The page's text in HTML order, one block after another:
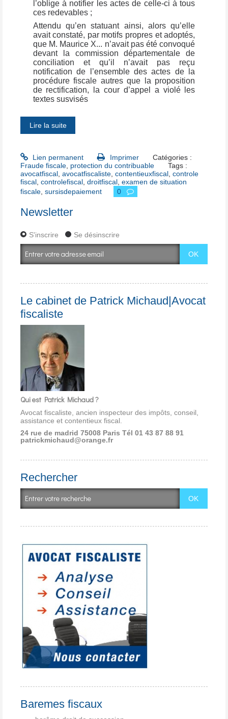
l’oblige à notifier les actes de celle-ci à tous
ces redevables ;
Attendu qu’en statuant ainsi, alors qu’elle
avait constaté, par motifs propres et adoptés,
que M. Maurice X... n’avait pas été convoqué
devant la commission départementale de
conciliation et qu’il n’avait pas reçu
notification de l’ensemble des actes de la
procédure fiscale autres que la proposition
de rectification, la cour d’appel a violé les
textes susvisés
Lire la suite
Lien permanent Imprimer
Catégories :
Fraude fiscale protection du contribuable
Tags :
avocatfiscal avocatfiscaliste contentieuxfiscal controle
fiscal controlefiscal droitfiscal examen de situation
fiscale sursisdepaiement 0
Newsletter
S'inscrire Se désinscrire
Le cabinet de Patrick Michaud|Avocat
fiscaliste
Qui est Patrick Michaud ?
Avocat fiscaliste, ancien inspecteur des impôts, conseil,
assistance et contentieux fiscal.
24 rue de madrid 75008 Paris Tél 01 43 87 88 91
patrickmichaud@orange.fr
Rechercher
Baremes fiscaux